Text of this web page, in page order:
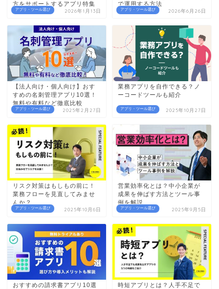
アプリ・ツール選び
方をサポートするアプリ特集
2026年1月13日 アプリ・ツール選び
で運用する方法
2026年6月26日
アプリ・ツール選び
【法人向け・個人向け】おす
すめの名刺管理アプリ10選！
無料や有料など徹底比較
2025年2月27日 アプリ・ツール選び
業務アプリを自作できる？ノ
ーコードツールも紹介
2025年10月27日
アプリ・ツール選び
リスク対策はもしもの前に！
業務フローを見直してみませ
んか？
2025年10月6日 アプリ・ツール選び
営業効率化とは？中小企業が
成果を伸ばす方法とツール事
例を解説
2025年9月5日
おすすめの請求書アプリ10選
時短アプリとは？人手不足で